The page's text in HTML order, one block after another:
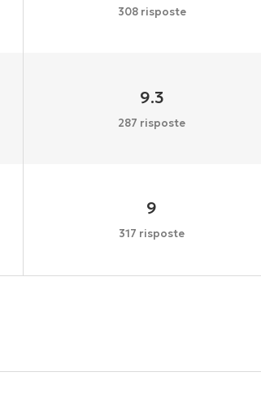
308 risposte
9.3
287 risposte
9
317 risposte